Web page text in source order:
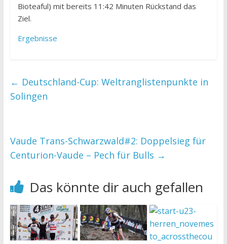
Bioteaful) mit bereits 11:42 Minuten Rückstand das
Ziel.
Ergebnisse
← Deutschland-Cup: Weltranglistenpunkte in
Solingen
Vaude Trans-Schwarzwald#2: Doppelsieg für
Centurion-Vaude – Pech für Bulls →
Das könnte dir auch gefallen